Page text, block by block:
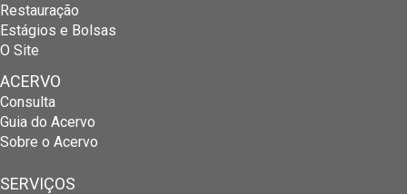
Restauração
Estágios e Bolsas
O Site
ACERVO
Consulta
Guia do Acervo
Sobre o Acervo
SERVIÇOS